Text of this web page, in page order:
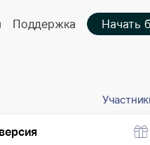
Поддержка Начать